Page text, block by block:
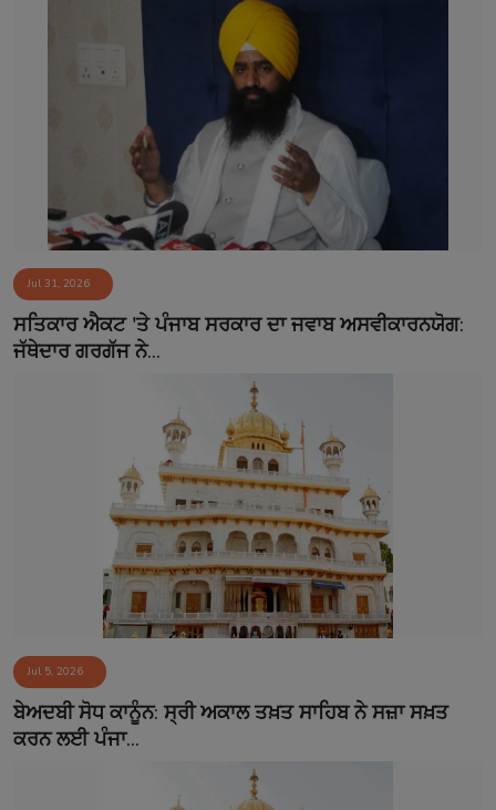
Jul 31, 2026
ਸਤਿਕਾਰ ਐਕਟ 'ਤੇ ਪੰਜਾਬ ਸਰਕਾਰ ਦਾ ਜਵਾਬ ਅਸਵੀਕਾਰਨਯੋਗ:
ਜੱਥੇਦਾਰ ਗਰਗੱਜ ਨੇ...
Jul 5, 2026
ਬੇਅਦਬੀ ਸੋਧ ਕਾਨੂੰਨ: ਸ੍ਰੀ ਅਕਾਲ ਤਖ਼ਤ ਸਾਹਿਬ ਨੇ ਸਜ਼ਾ ਸਖ਼ਤ
ਕਰਨ ਲਈ ਪੰਜਾ...